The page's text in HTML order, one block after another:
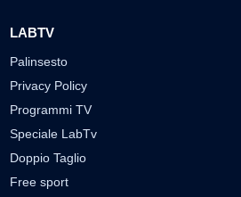
LABTV
Palinsesto
Privacy Policy
Programmi TV
Speciale LabTv
Doppio Taglio
Free sport